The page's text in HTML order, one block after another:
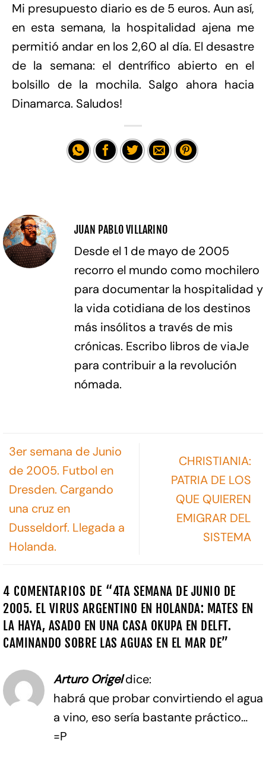
Mi presupuesto diario es de 5 euros. Aun así,
en esta semana, la hospitalidad ajena me
permitió andar en los 2,60 al día. El desastre
de la semana: el dentrífico abierto en el
bolsillo de la mochila. Salgo ahora hacia
Dinamarca. Saludos!
JUAN PABLO VILLARINO
Desde el 1 de mayo de 2005
recorro el mundo como mochilero
para documentar la hospitalidad y
la vida cotidiana de los destinos
más insólitos a través de mis
crónicas. Escribo libros de viaJe
para contribuir a la revolución
nómada.
3er semana de Junio
de 2005. Futbol en
Dresden. Cargando
una cruz en
Dusseldorf. Llegada a
Holanda.
CHRISTIANIA:
PATRIA DE LOS
QUE QUIEREN
EMIGRAR DEL
SISTEMA
4 COMENTARIOS DE “4TA SEMANA DE JUNIO DE
2005. EL VIRUS ARGENTINO EN HOLANDA: MATES EN
LA HAYA, ASADO EN UNA CASA OKUPA EN DELFT.
CAMINANDO SOBRE LAS AGUAS EN EL MAR DE”
Arturo Origel dice:
habrá que probar convirtiendo el agua
a vino, eso sería bastante práctico…
=P